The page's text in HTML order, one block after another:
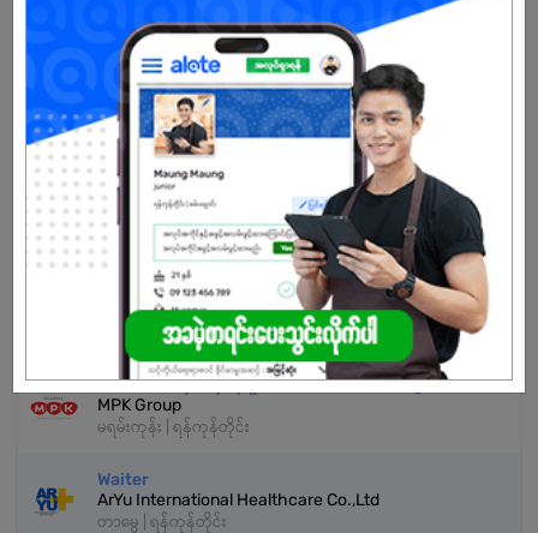
အကောင့်မရှိသေးဘူးလား?
မှတ်ပုံတင်မယ်
နောက်ထပ်အလားတူအလုပ်များ
Waiter
My Hill
ဒဂုံ | ရန်ကုန်တိုင်း
မီးဖိုချောင်အကူ
MPA International School
ဗဟန်း | ရန်ကုန်တိုင်း
စားသောက်ဆိုင်မန်နေဂျာ (Restaurant Manager)
MPK Group
မရမ်းကုန်း | ရန်ကုန်တိုင်း
Waiter
ArYu International Healthcare Co.,Ltd
တာမွေ | ရန်ကုန်တိုင်း